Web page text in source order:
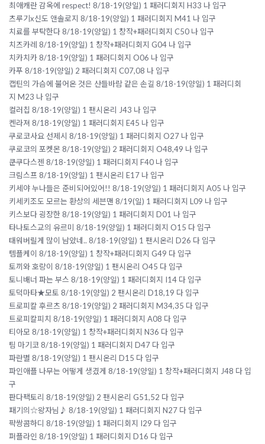
최애캐란 감옥에 respect! 8/18-19(양일) 1 패러디회지 H33 나 입구
츠루기x신도 앤솔로지 8/18-19(양일) 1 패러디회지 M41 나 입구
치료를 부탁한다 8/18-19(양일) 1 창작+패러디회지 C50 나 입구
치즈카레 8/18-19(양일) 1 창작+패러디회지 G04 나 입구
치카치카 8/18-19(양일) 1 패러디회지 O06 나 입구
카푸 8/18-19(양일) 2 패러디회지 C07,08 나 입구
캡틴의 가슴에 불어온 것은 산들바람 같은 손길 8/18-19(양일) 1 패러디회
지 M23 나 입구
컬러칩 8/18-19(양일) 1 팬시온리 J43 나 입구
켄라져 8/18-19(양일) 1 패러디회지 E45 나 입구
쿠로코사요 선제시 8/18-19(양일) 1 패러디회지 O27 나 입구
쿠로코의 포켓몬 8/18-19(양일) 2 패러디회지 O48,49 나 입구
쿤쿠다스젠 8/18-19(양일) 1 패러디회지 F40 나 입구
크림스프 8/18-19(양일) 1 팬시온리 E17 나 입구
키세야 누나들은 준비되어있어!! 8/18-19(양일) 1 패러디회지 A05 나 입구
키세키조도 모르는 환상의 세븐맨 8/19(일) 1 패러디회지 L09 나 입구
키스보다 굉장한 8/18-19(양일) 1 패러디회지 D01 나 입구
타나토스교의 유르미 8/18-19(양일) 1 패러디회지 O15 다 입구
태워버릴게 많이 남았네.. 8/18-19(양일) 1 팬시온리 D26 다 입구
템플케이 8/18-19(양일) 1 창작+패러디회지 G49 다 입구
토끼와 호랑이 8/18-19(양일) 1 팬시온리 O45 다 입구
토니배너 파는 부스 8/18-19(양일) 1 패러디회지 I14 다 입구
토덕마타★모토 8/18-19(양일) 2 팬시온리 D18,19 다 입구
트로피칼 후르츠 8/18-19(양일) 2 패러디회지 M34,35 다 입구
트로피칼피치 8/18-19(양일) 1 패러디회지 A08 다 입구
티아모 8/18-19(양일) 1 창작+패러디회지 N36 다 입구
팀 마기코 8/18-19(양일) 1 패러디회지 D47 다 입구
파란별 8/18-19(양일) 1 팬시온리 D15 다 입구
파인애플 나무는 어떻게 생겼게 8/18-19(양일) 1 창작+패러디회지 J48 다 입
구
판다팩토리 8/18-19(양일) 2 팬시온리 G51,52 다 입구
패기의☆왕자님♪ 8/18-19(양일) 1 패러디회지 N27 다 입구
퍅쌍콤하디 8/18-19(양일) 1 패러디회지 I29 다 입구
퍼플라인 8/18-19(양일) 1 패러디회지 D16 다 입구